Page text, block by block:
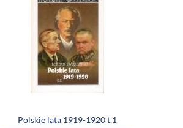
Polskie lata 1919-1920 t.1